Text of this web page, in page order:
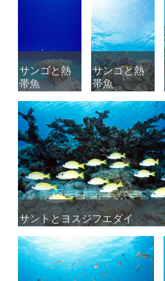
サンゴと熱
帯魚
サンゴと熱
帯魚
サンゴと熱
帯魚
サンゴと熱
帯魚
サントとヨスジフエダイ
サントとヨスジフエダイ